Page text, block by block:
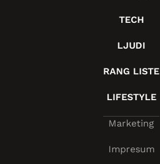
TECH
LJUDI
RANG LISTE
LIFESTYLE
Marketing
Impresum